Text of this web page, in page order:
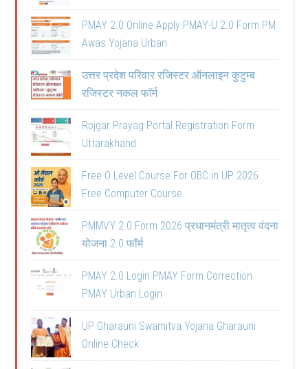
PMAY 2.0 Online Apply PMAY-U 2.0 Form PM
Awas Yojana Urban
उत्तर प्रदेश परिवार रजिस्टर ऑनलाइन कुटुम्ब
रजिस्टर नकल फॉर्म
Rojgar Prayag Portal Registration Form
Uttarakhand
Free O Level Course For OBC in UP 2026
Free Computer Course
PMMVY 2.0 Form 2026 प्रधानमंत्री मातृत्व वंदना
योजना 2.0 फॉर्म
PMAY 2.0 Login PMAY Form Correction
PMAY Urban Login
UP Gharauni Swamitva Yojana Gharauni
Online Check